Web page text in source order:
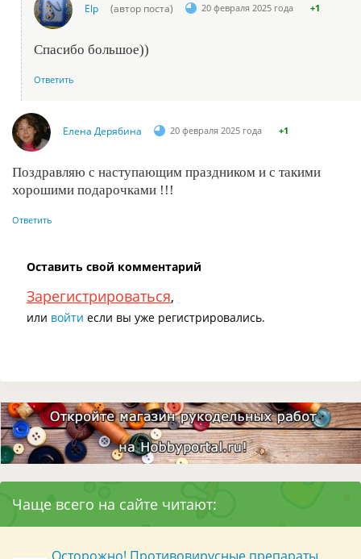
Elp (автор поста) 20 февраля 2025 года +1
Спасибо большое))
Ответить
Елена Дерябина 20 февраля 2025 года +1
Поздравляю с наступающим праздником и с такими
хорошими подарочками !!!
Ответить
Оставить свой комментарий
Зарегистрироваться,
или войти если вы уже регистрировались.
Чаще всего на сайте читают: